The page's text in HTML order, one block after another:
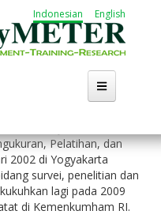
Indonesian English
Pelatihan, dan
2002 di Yogyakarta
survei, penelitian dan
lagi pada 2009
di Kemenkumham RI.